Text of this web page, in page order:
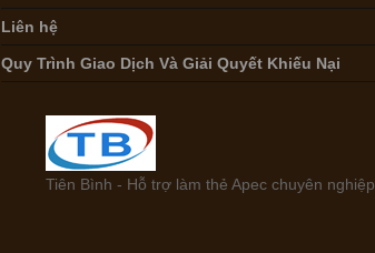
Liên hệ
Quy Trình Giao Dịch Và Giải Quyết Khiếu Nại
Tiên Bình - Hỗ trợ làm thẻ Apec chuyên nghiệp